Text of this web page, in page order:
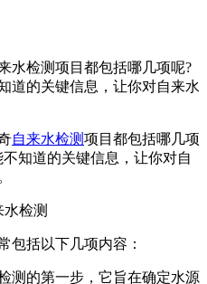
水检测项目都包括哪几项呢?
道的关键信息，让你对自来水
自来水检测项目都包括哪几项
知道的关键信息，让你对自
括以下几项内容：
的第一步，它旨在确定水源